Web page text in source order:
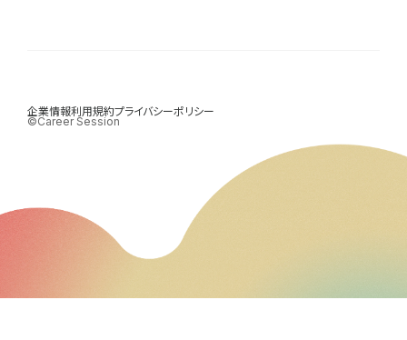
©Career Session
企業情報利用規約プライバシーポリシー